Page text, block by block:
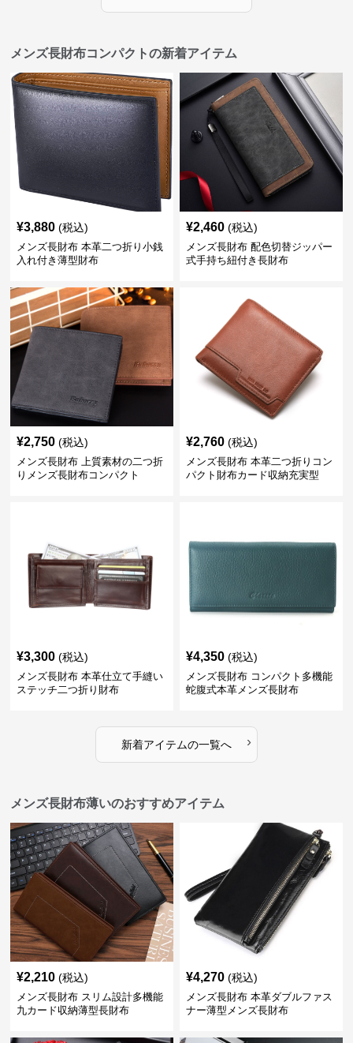
メンズ長財布コンパクトの新着アイテム
¥3,880 (税込)
メンズ長財布 本革二つ折り小銭
入れ付き薄型財布
¥2,460 (税込)
メンズ長財布 配色切替ジッパー
式手持ち紐付き長財布
¥2,750 (税込)
メンズ長財布 上質素材の二つ折
りメンズ長財布コンパクト
¥2,760 (税込)
メンズ長財布 本革二つ折りコン
パクト財布カード収納充実型
¥3,300 (税込)
メンズ長財布 本革仕立て手縫い
ステッチ二つ折り財布
¥4,350 (税込)
メンズ長財布 コンパクト多機能
蛇腹式本革メンズ長財布
新着アイテムの一覧へ ›
メンズ長財布薄いのおすすめアイテム
¥2,210 (税込)
メンズ長財布 スリム設計多機能
九カード収納薄型長財布
¥4,270 (税込)
メンズ長財布 本革ダブルファス
ナー薄型メンズ長財布